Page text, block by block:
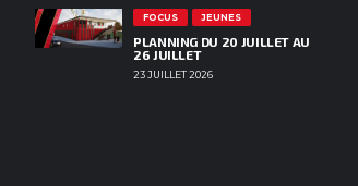
FOCUS JEUNES
PLANNING DU 20 JUILLET AU
26 JUILLET
23 JUILLET 2026